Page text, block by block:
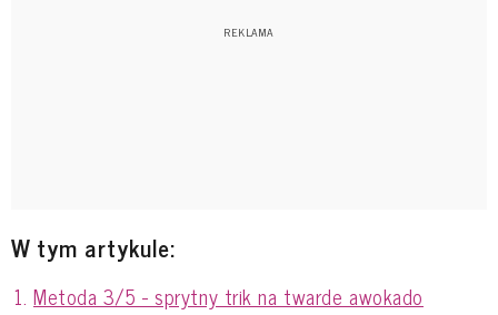
W tym artykule:
Metoda 3/5 - sprytny trik na twarde awokado